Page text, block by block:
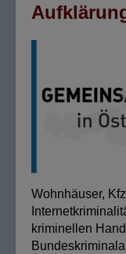
Wohnhäuser,
kriminellen